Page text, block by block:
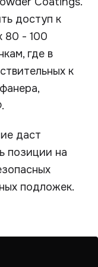
доступ к
80 - 100
где в
к
даст
позиции на
подложек.